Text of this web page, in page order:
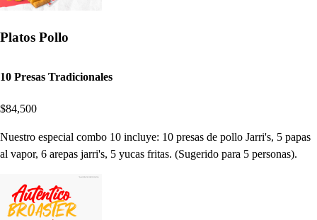
Platos Pollo
10 Presas Tradicionales
$84,500
Nuestro especial combo 10 incluye: 10 presas de pollo Jarri's, 5 papas
al vapor, 6 arepas jarri's, 5 yucas fritas. (Sugerido para 5 personas).